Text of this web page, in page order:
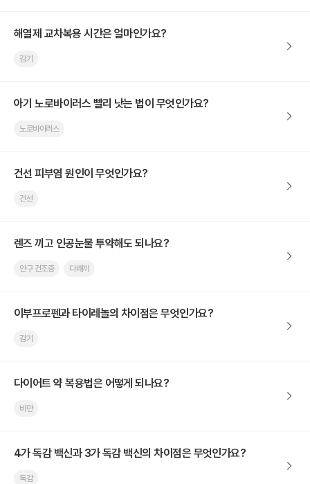
해열제 교차복용 시간은 얼마인가요?
감기
아기 노로바이러스 빨리 낫는 법이 무엇인가요?
노로바이러스
건선 피부염 원인이 무엇인가요?
건선
렌즈 끼고 인공눈물 투약해도 되나요?
안구 건조증 다래끼
이부프로펜과 타이레놀의 차이점은 무엇인가요?
감기
다이어트 약 복용법은 어떻게 되나요?
비만
4가 독감 백신과 3가 독감 백신의 차이점은 무엇인가요?
독감